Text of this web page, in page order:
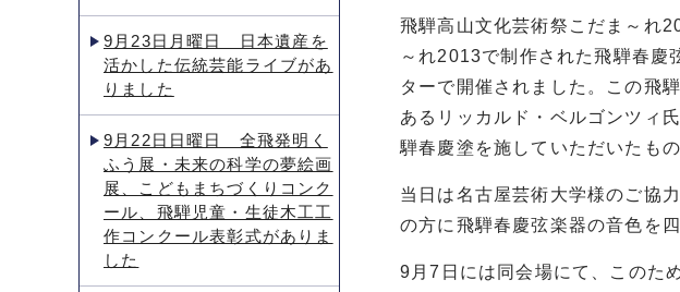
飛騨高山文化芸術祭こだま～れ
～れ2013で制作された飛騨春慶
ターで開催されました。この飛
あるリッカルド・ベルゴンツィ
騨春慶塗を施していただいたもの
当日は名古屋芸術大学様のご協
の方に飛騨春慶弦楽器の音色を
9月7日には同会場にて、このた
9月23日月曜日 日本遺産を
活かした伝統芸能ライブがあ
りました
9月22日日曜日 全飛発明く
ふう展・未来の科学の夢絵画
展、こどもまちづくりコンク
ール、飛騨児童・生徒木工工
作コンクール表彰式がありま
した